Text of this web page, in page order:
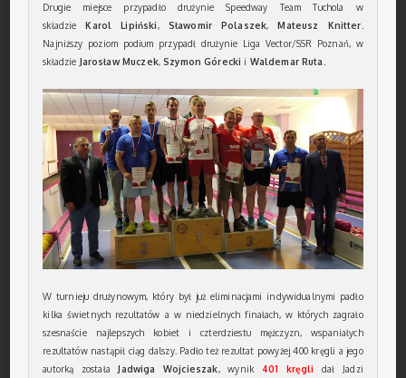
Drugie miejsce przypadło drużynie Speedway Team Tuchola w
składzieKarol Lipiński, Sławomir Polaszek,Mateusz Knitter
Najniższy poziom podium przypadł drużynie Liga Vector/SSR Poznań, w
składzie Jarosław Muczek,Szymon Górecki i Waldemar Ruta
W turnieju drużynowym, który był już eliminacjami indywidualnymi padło
kilka świetnych rezultatów a w niedzielnych finałach, w których zagrało
szesnaście najlepszych kobiet i czterdziestu mężczyzn, wspaniałych
rezultatów nastąpił ciąg dalszy. Padło też rezultat powyżej 400 kręgli a jego
autorką zostałaJadwiga Wojcieszak, wynik 401 kręgli
dał Jadzi